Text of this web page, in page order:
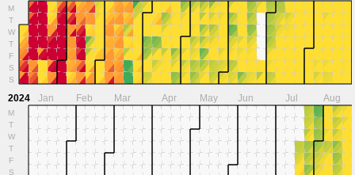
M
T
W
T
F
S
S
2024
M
T
W
T
F
S
Jan Feb Mar Apr May Jun Jul Aug